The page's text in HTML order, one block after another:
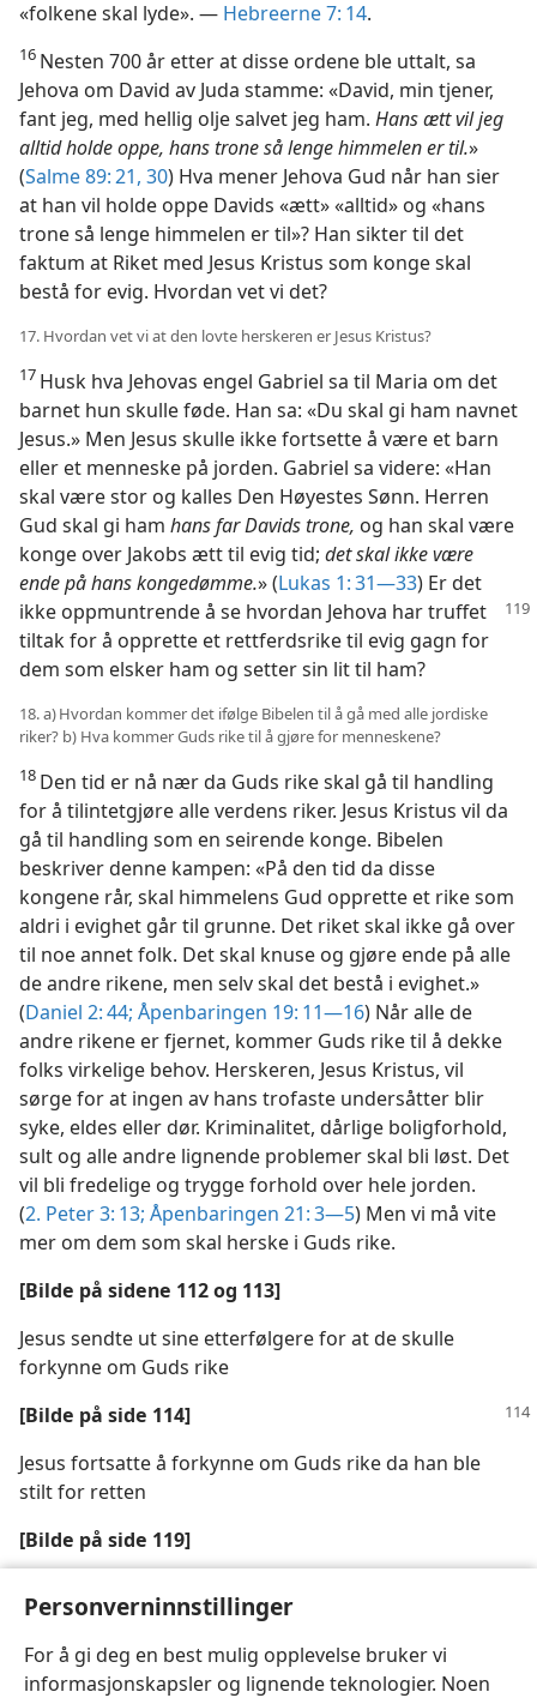
Personverninnstillinger
For å gi deg en best mulig opplevelse bruker vi
informasjonskapsler og lignende teknologier. Noen
«folkene skal lyde». — Hebreerne 7: 14.
16 Nesten 700 år etter at disse ordene ble uttalt, sa
Jehova om David av Juda stamme: «David, min tjener,
fant jeg, med hellig olje salvet jeg ham. Hans ætt vil jeg
alltid holde oppe, hans trone så lenge himmelen er til.»
(Salme 89: 21, 30) Hva mener Jehova Gud når han sier
at han vil holde oppe Davids «ætt» «alltid» og «hans
trone så lenge himmelen er til»? Han sikter til det
faktum at Riket med Jesus Kristus som konge skal
bestå for evig. Hvordan vet vi det?
17. Hvordan vet vi at den lovte herskeren er Jesus Kristus?
17 Husk hva Jehovas engel Gabriel sa til Maria om det
barnet hun skulle føde. Han sa: «Du skal gi ham navnet
Jesus.» Men Jesus skulle ikke fortsette å være et barn
eller et menneske på jorden. Gabriel sa videre: «Han
skal være stor og kalles Den Høyestes Sønn. Herren
Gud skal gi ham hans far Davids trone, og han skal være
konge over Jakobs ætt til evig tid; det skal ikke være
ende på hans kongedømme.» (Lukas 1: 31—33) Er det
ikke oppmuntrende å se hvordan Jehova har truffet
tiltak for å opprette et rettferdsrike til evig gagn for
dem som elsker ham og setter sin lit til ham?
18. a) Hvordan kommer det ifølge Bibelen til å gå med alle jordiske
riker? b) Hva kommer Guds rike til å gjøre for menneskene?
18 Den tid er nå nær da Guds rike skal gå til handling
for å tilintetgjøre alle verdens riker. Jesus Kristus vil da
gå til handling som en seirende konge. Bibelen
beskriver denne kampen: «På den tid da disse
kongene rår, skal himmelens Gud opprette et rike som
aldri i evighet går til grunne. Det riket skal ikke gå over
til noe annet folk. Det skal knuse og gjøre ende på alle
de andre rikene, men selv skal det bestå i evighet.»
(Daniel 2: 44; Åpenbaringen 19: 11—16) Når alle de
andre rikene er fjernet, kommer Guds rike til å dekke
folks virkelige behov. Herskeren, Jesus Kristus, vil
sørge for at ingen av hans trofaste undersåtter blir
syke, eldes eller dør. Kriminalitet, dårlige boligforhold,
sult og alle andre lignende problemer skal bli løst. Det
vil bli fredelige og trygge forhold over hele jorden.
(2. Peter 3: 13; Åpenbaringen 21: 3—5) Men vi må vite
mer om dem som skal herske i Guds rike.
[Bilde på sidene 112 og 113]
Jesus sendte ut sine etterfølgere for at de skulle
forkynne om Guds rike
[Bilde på side 114]
Jesus fortsatte å forkynne om Guds rike da han ble
stilt for retten
[Bilde på side 119]
eller som et hjelpeløst spedbarn?